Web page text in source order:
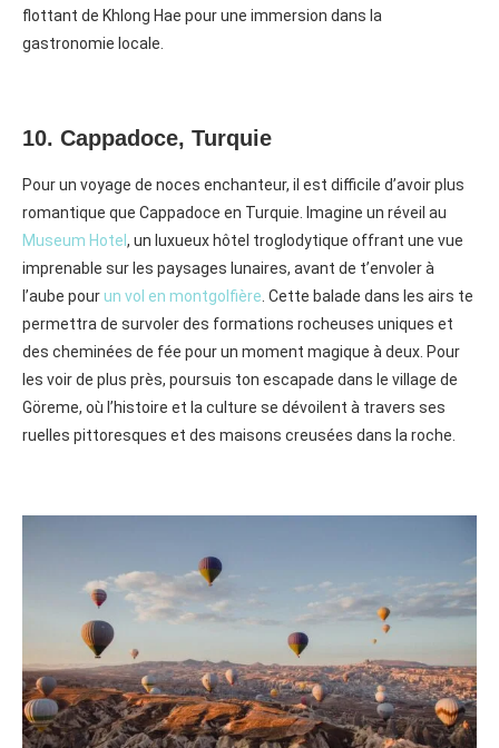
flottant de Khlong Hae pour une immersion dans la
gastronomie locale.
10. Cappadoce, Turquie
Pour un voyage de noces enchanteur, il est difficile d’avoir plus
romantique que Cappadoce en Turquie. Imagine un réveil au
Museum Hotel , un luxueux hôtel troglodytique offrant une vue
imprenable sur les paysages lunaires, avant de t’envoler à
l’aube pourun vol en montgolfière . Cette balade dans les airs te
permettra de survoler des formations rocheuses uniques et
des cheminées de fée pour un moment magique à deux. Pour
les voir de plus près, poursuis ton escapade dans le village de
Göreme, où l’histoire et la culture se dévoilent à travers ses
ruelles pittoresques et des maisons creusées dans la roche.